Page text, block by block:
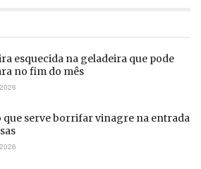
esquecida na geladeira que pode
no fim do mês
que serve borrifar vinagre na entrada